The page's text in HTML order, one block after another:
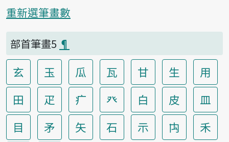
重新選筆畫數
部首筆畫5 ¶
玄 玉 瓜 瓦 甘 生
用
田
疋 疒 癶 白 皮
皿
目
矛 矢 石 示 禸
禾